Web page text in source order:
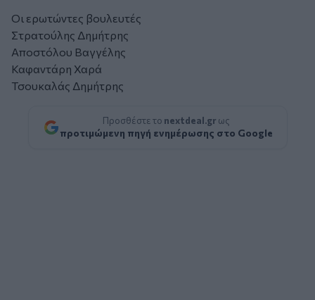
Οι ερωτώντες βουλευτές
Στρατούλης Δημήτρης
Αποστόλου Βαγγέλης
Καφαντάρη Χαρά
Τσουκαλάς Δημήτρης
Προσθέστε το nextdeal.gr ως
προτιμώμενη πηγή ενημέρωσης στο Google